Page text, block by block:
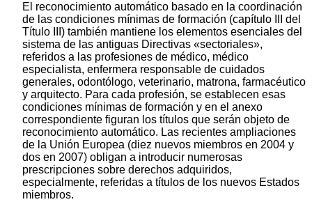
El reconocimiento automático basado en la coordinación
de las condiciones mínimas de formación (capítulo III del
Título III) también mantiene los elementos esenciales del
sistema de las antiguas Directivas «sectoriales»,
referidos a las profesiones de médico, médico
especialista, enfermera responsable de cuidados
generales, odontólogo, veterinario, matrona, farmacéutico
y arquitecto. Para cada profesión, se establecen esas
condiciones mínimas de formación y en el anexo
correspondiente figuran los títulos que serán objeto de
reconocimiento automático. Las recientes ampliaciones
de la Unión Europea (diez nuevos miembros en 2004 y
dos en 2007) obligan a introducir numerosas
prescripciones sobre derechos adquiridos,
especialmente, referidas a títulos de los nuevos Estados
miembros.